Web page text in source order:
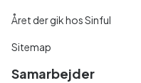
Året der gik hos Sinful
Sitemap
Samarbejder